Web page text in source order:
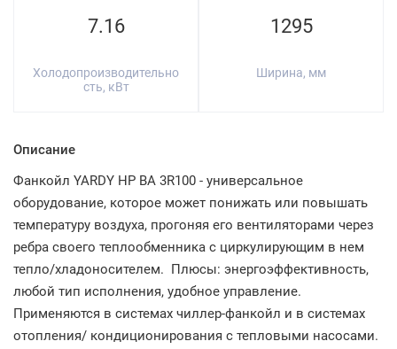
7.16
Холодопроизводительно
сть, кВт
1295
Ширина, мм
Описание
Фанкойл YARDY HP BA 3R100 - универсальное
оборудование, которое может понижать или повышать
температуру воздуха, прогоняя его вентиляторами через
ребра своего теплообменника с циркулирующим в нем
тепло/хладоносителем. Плюсы: энергоэффективность,
любой тип исполнения, удобное управление.
Применяются в системах чиллер-фанкойл и в системах
отопления/ кондиционирования с тепловыми насосами.